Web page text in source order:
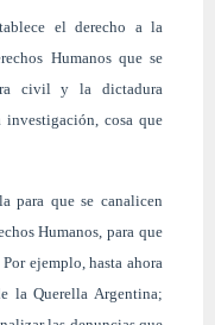
el derecho a la
Humanos que se
civil y la dictadura
investigación, cosa que
para que se canalicen
Humanos, para que
ejemplo, hasta ahora
la Querella Argentina;